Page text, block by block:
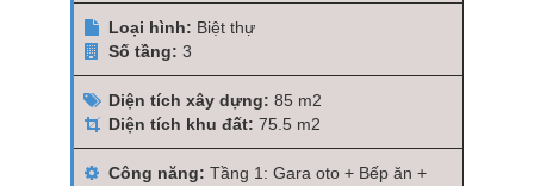
Loại hình: Biệt thự
Số tầng: 3
Diện tích xây dựng: 85 m2
Diện tích khu đất: 75.5 m2
Công năng: Tầng 1: Gara oto + Bếp ăn +